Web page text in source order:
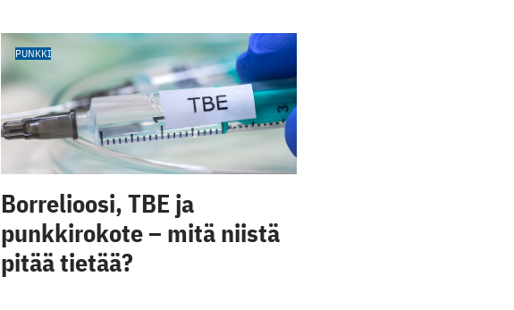
PUNKKI
Borrelioosi, TBE ja
punkkirokote – mitä niistä
pitää tietää?